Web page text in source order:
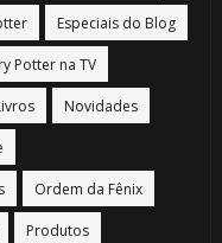
Especiais do Blog
Potter na TV
Novidades
Ordem da Fênix
Produtos